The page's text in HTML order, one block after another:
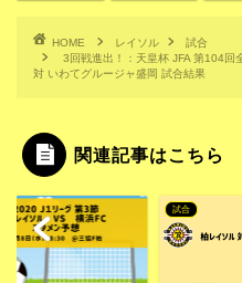
HOME レイソル
試合
3回戦進出！：天皇杯 JFA 第104回
対 いわてグルージャ盛岡 試合結果
関連記事はこちら
試合